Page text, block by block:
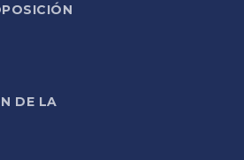
DE LA